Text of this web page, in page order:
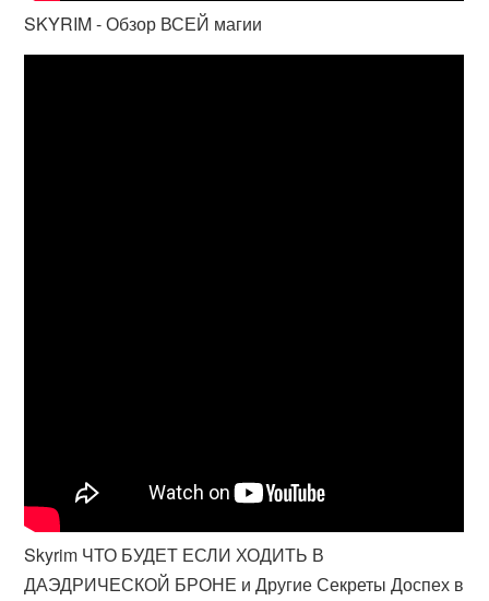
SKYRIM - Обзор ВСЕЙ магии
Skyrim ЧТО БУДЕТ ЕСЛИ ХОДИТЬ В
ДАЭДРИЧЕСКОЙ БРОНЕ и Другие Секреты Доспех в